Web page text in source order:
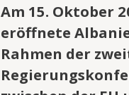
Am 15. Oktober
eröffnete
Rahmen der